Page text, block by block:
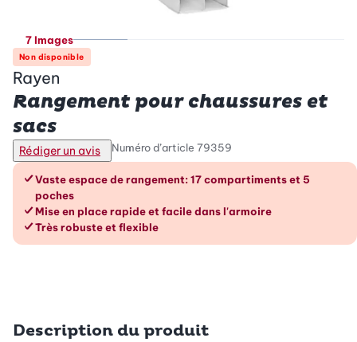
7 Images
Non disponible
Rayen
Rangement pour chaussures et
sacs
Rédiger un avis Numéro d’article 79359
Les avantages en un coup d’œil
Vaste espace de rangement: 17 compartiments et 5
poches
Mise en place rapide et facile dans l'armoire
Très robuste et flexible
Description du produit